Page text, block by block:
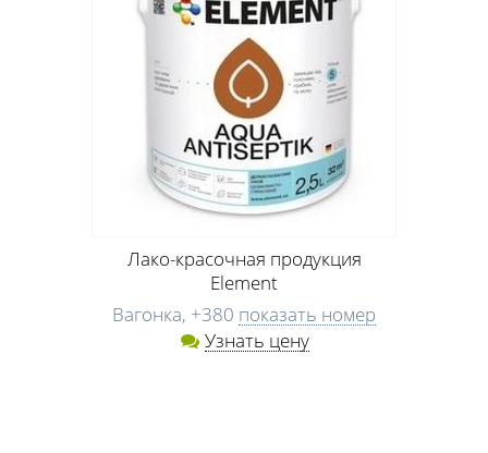
Лако-красочная продукция
Element
Вагонка, +380 показать номер
Узнать цену